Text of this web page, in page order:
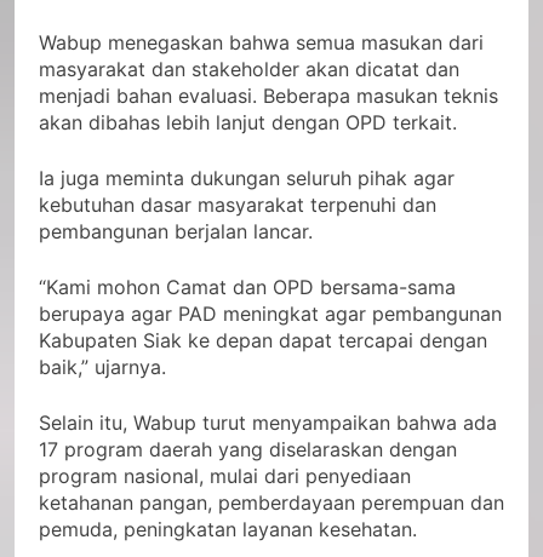
Wabup menegaskan bahwa semua masukan dari
masyarakat dan stakeholder akan dicatat dan
menjadi bahan evaluasi. Beberapa masukan teknis
akan dibahas lebih lanjut dengan OPD terkait.
Ia juga meminta dukungan seluruh pihak agar
kebutuhan dasar masyarakat terpenuhi dan
pembangunan berjalan lancar.
“Kami mohon Camat dan OPD bersama-sama
berupaya agar PAD meningkat agar pembangunan
Kabupaten Siak ke depan dapat tercapai dengan
baik,” ujarnya.
Selain itu, Wabup turut menyampaikan bahwa ada
17 program daerah yang diselaraskan dengan
program nasional, mulai dari penyediaan
ketahanan pangan, pemberdayaan perempuan dan
pemuda, peningkatan layanan kesehatan.